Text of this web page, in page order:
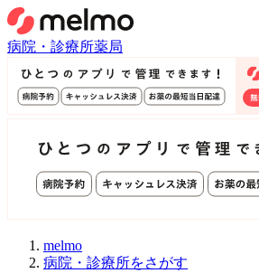
病院・診療所薬局
melmo
病院・診療所をさがす